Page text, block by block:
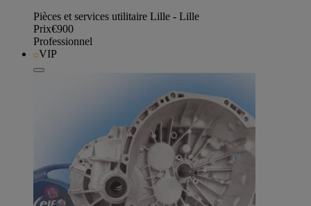
Pièces et services utilitaire Lille - Lille
Prix€900
Professionnel
VIP